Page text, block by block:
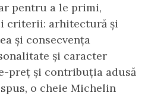
pentru a le primi,
criterii: arhitectură și
și consecvența
și caracter
preț și contribuția adusă
o cheie Michelin